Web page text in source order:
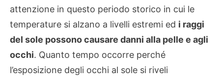
attenzione in questo periodo storico in cui le
temperature si alzano a livelli estremi ed i raggi
del sole possono causare danni alla pelle e agli
occhi. Quanto tempo occorre perché
l’esposizione degli occhi al sole si riveli